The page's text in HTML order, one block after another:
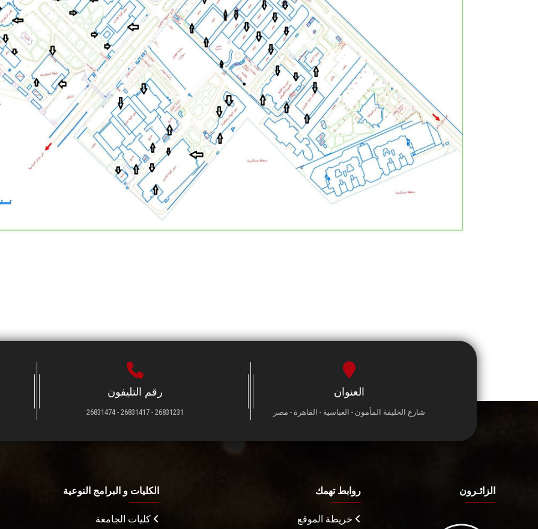
العنوان
شارع الخليفة المأمون - العباسية - القاهرة - مصر
رقم التليفون
26831231 - 26831417 - 26831474
الزائـرون روابط تهمك
خريطة الموقع
الكليات و البرامج النوعية
كليات الجامعة